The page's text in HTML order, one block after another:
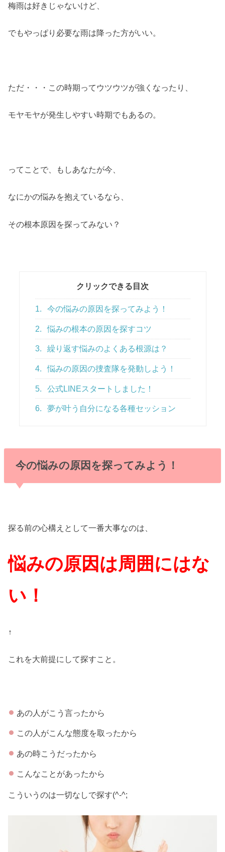
梅雨は好きじゃないけど、
でもやっぱり必要な雨は降った方がいい。
ただ・・・この時期ってウツウツが強くなったり、
モヤモヤが発生しやすい時期でもあるの。
ってことで、もしあなたが今、
なにかの悩みを抱えているなら、
その根本原因を探ってみない？
クリックできる目次
1. 今の悩みの原因を探ってみよう！
2. 悩みの根本の原因を探すコツ
3. 繰り返す悩みのよくある根源は？
4. 悩みの原因の捜査隊を発動しよう！
5. 公式LINEスタートしました！
6. 夢が叶う自分になる各種セッション
今の悩みの原因を探ってみよう！
探る前の心構えとして一番大事なのは、
悩みの原因は周囲にはな
い！
↑
これを大前提にして探すこと。
あの人がこう言ったから
この人がこんな態度を取ったから
あの時こうだったから
こんなことがあったから
こういうのは一切なしで探す(^-^;